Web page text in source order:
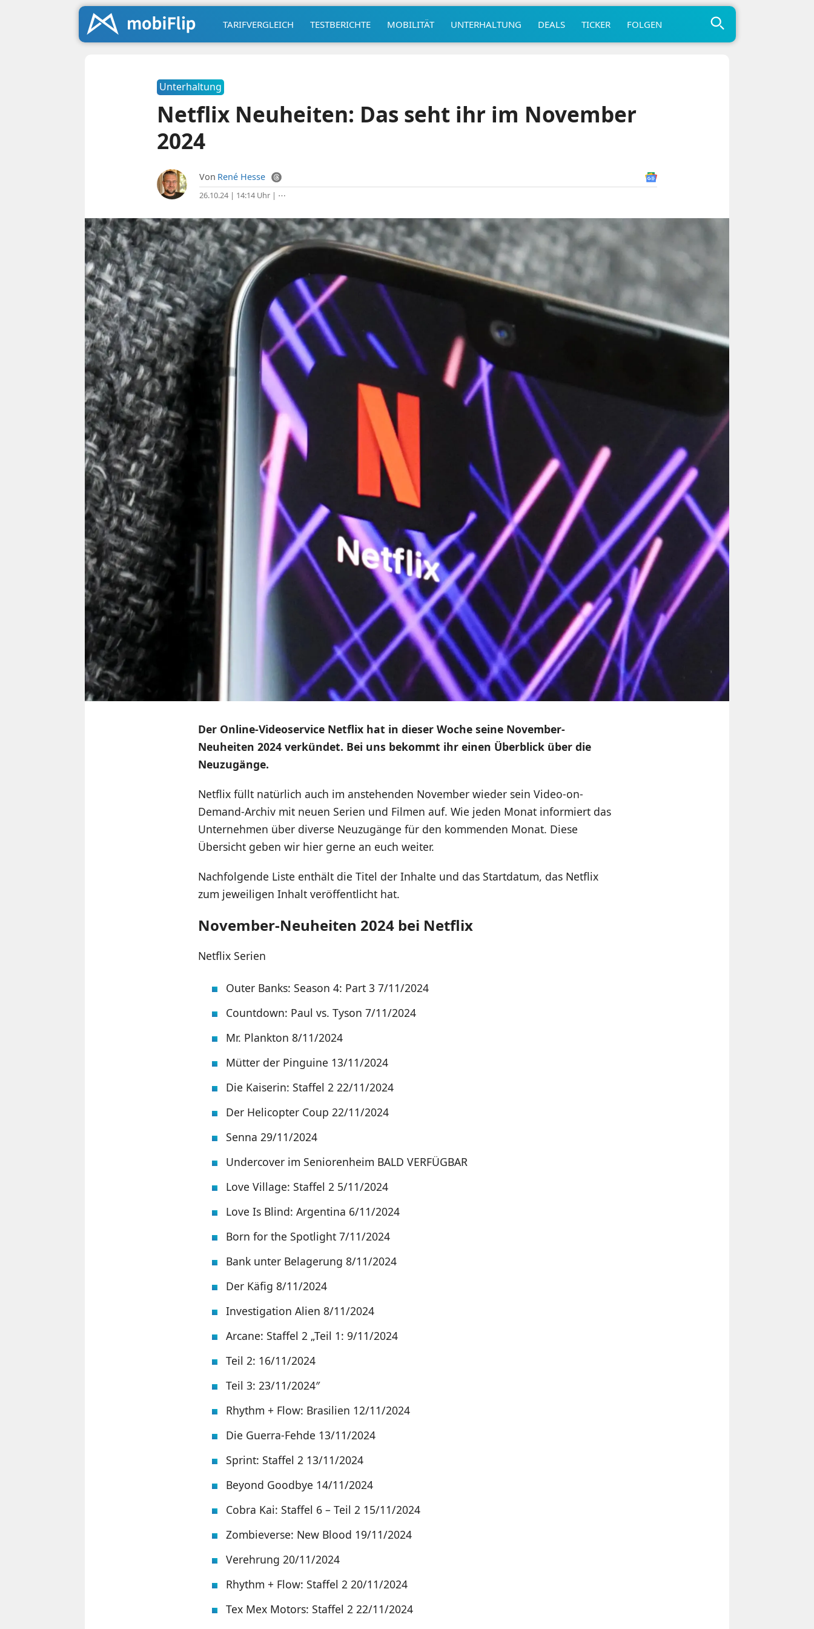
TARIFVERGLEICH TESTBERICHTE MOBILITÄT UNTERHALTUNG DEALS TICKER FOLGEN
Unterhaltung
Netflix Neuheiten: Das seht ihr im November
2024
Von René Hesse
26.10.24 | 14:14 Uhr| ⋯
Der Online-Videoservice Netflix hat in dieser Woche seine November-
Neuheiten 2024 verkündet. Bei uns bekommt ihr einen Überblick über die
Neuzugänge.
Netflix füllt natürlich auch im anstehenden November wieder sein Video-on-
Demand-Archiv mit neuen Serien und Filmen auf. Wie jeden Monat informiert das
Unternehmen über diverse Neuzugänge für den kommenden Monat. Diese
Übersicht geben wir hier gerne an euch weiter.
Nachfolgende Liste enthält die Titel der Inhalte und das Startdatum, das Netflix
zum jeweiligen Inhalt veröffentlicht hat.
November-Neuheiten 2024 bei Netflix
Netflix Serien
Outer Banks: Season 4: Part 3 7/11/2024
Countdown: Paul vs. Tyson 7/11/2024
Mr. Plankton 8/11/2024
Mütter der Pinguine 13/11/2024
Die Kaiserin: Staffel 2 22/11/2024
Der Helicopter Coup 22/11/2024
Senna 29/11/2024
Undercover im Seniorenheim BALD VERFÜGBAR
Love Village: Staffel 2 5/11/2024
Love Is Blind: Argentina 6/11/2024
Born for the Spotlight 7/11/2024
Bank unter Belagerung 8/11/2024
Der Käfig 8/11/2024
Investigation Alien 8/11/2024
Arcane: Staffel 2 „Teil 1: 9/11/2024
Teil 2: 16/11/2024
Teil 3: 23/11/2024″
Rhythm + Flow: Brasilien 12/11/2024
Die Guerra-Fehde 13/11/2024
Sprint: Staffel 2 13/11/2024
Beyond Goodbye 14/11/2024
Cobra Kai: Staffel 6 – Teil 2 15/11/2024
Zombieverse: New Blood 19/11/2024
Verehrung 20/11/2024
Rhythm + Flow: Staffel 2 20/11/2024
Tex Mex Motors: Staffel 2 22/11/2024